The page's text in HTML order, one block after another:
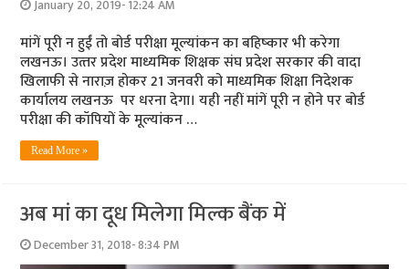
January 20, 2019- 12:24 AM
मांगें पूरी न हुईं तो बोर्ड परीक्षा मूल्‍यांकन का बहिष्‍कार भी करेगा
लखनऊ। उत्‍तर प्रदेश माध्यमिक शिक्षक संघ प्रदेश सरकार की वादा
खिलाफी से नाराज़ होकर 21 जनवरी को माध्यमिक शिक्षा निदेशक
कार्यालय लखनऊ पर धरना देगा। यही नहीं मांगें पूरी न होने पर बोर्ड
परीक्षा की कॉपियों के मूल्‍यांकन …
Read More »
अब मां का दूध मिलेगा मिल्क बैंक में
December 31, 2018- 8:34 PM